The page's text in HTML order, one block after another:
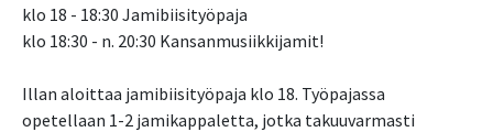
klo 18 - 18:30 Jamibiisityöpaja
klo 18:30 - n. 20:30 Kansanmusiikkijamit!
Illan aloittaa jamibiisityöpaja klo 18. Työpajassa
opetellaan 1-2 jamikappaletta, jotka takuuvarmasti